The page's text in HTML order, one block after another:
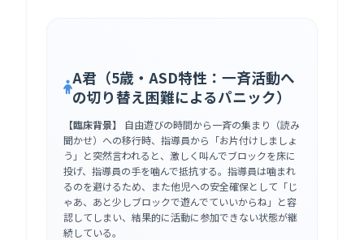
A君（5歳・ASD特性：一斉活動へ
の切り替え困難によるパニック）
【臨床背景】
自由遊びの時間から一斉の集まり（読み
聞かせ）への移行時、指導員から「お片付けしましょ
う」と突然言われると、激しく叫んでブロックを床に
投げ、指導員の手を噛んで抵抗する。指導員は噛まれ
るのを避けるため、また他児への安全確保として「じ
ゃあ、あと少しブロックで遊んでていいからね」と容
認してしまい、結果的に活動に参加できない状態が継
続している。